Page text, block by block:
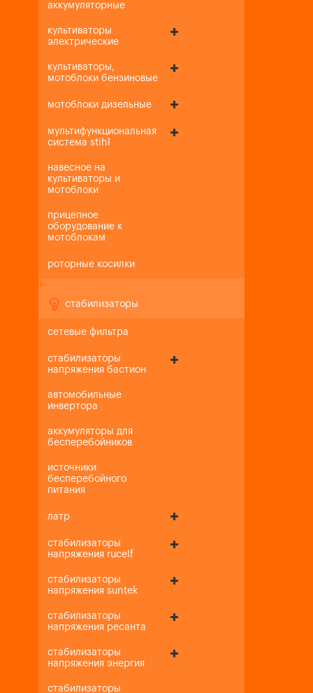
аккумуляторные
культиваторы
электрические
культиваторы,
мотоблоки бензиновые
мотоблоки дизельные
мультифункциональная
система stihl
навесное на
культиваторы и
мотоблоки
прицепное
оборудование к
мотоблокам
роторные косилки
+-
стабилизаторы
сетевые фильтра
стабилизаторы
напряжения бастион
автомобильные
инвертора
аккумуляторы для
бесперебойников
источники
бесперебойного
питания
латр
стабилизаторы
напряжения rucelf
стабилизаторы
напряжения suntek
стабилизаторы
напряжения ресанта
стабилизаторы
напряжения энергия
стабилизаторы